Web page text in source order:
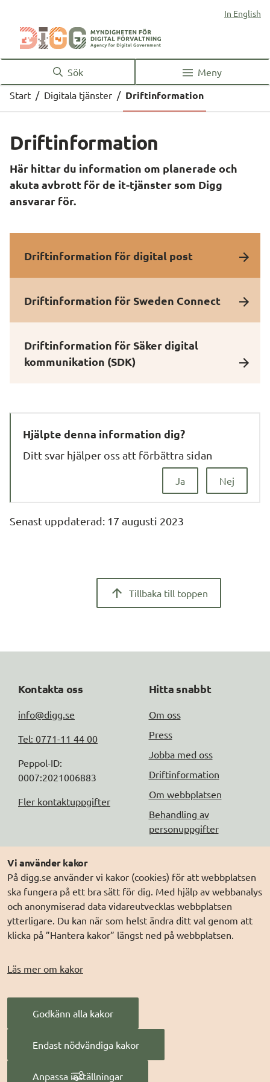
Vi använder kakor
På digg.se använder vi kakor (cookies) för att webbplatsen
ska fungera på ett bra sätt för dig. Med hjälp av webbanalys
och anonymiserad data vidareutvecklas webbplatsen
ytterligare. Du kan när som helst ändra ditt val genom att
klicka på ”Hantera kakor” längst ned på webbplatsen.
Läs mer om kakor
Godkänn alla kakor
Endast nödvändiga kakor
Anpassa inställningar
In English
Sök
Meny
Start / Digitala tjänster / Driftinformation
Driftinformation
Här hittar du information om planerade och
akuta avbrott för de it-tjänster som Digg
ansvarar för.
Driftinformation för digital post
Driftinformation för Sweden Connect
Driftinformation för Säker digital
kommunikation (SDK)
Hjälpte denna information dig?
Nej
Ja
Ditt svar hjälper oss att förbättra sidan
Senast uppdaterad: 17 augusti 2023
Tillbaka till toppen
Kontakta oss
info@digg.se
Tel: 0771-11 44 00
Peppol-ID:
0007:2021006883
Fler kontaktuppgifter
Hitta snabbt
Om oss
Press
Jobba med oss
Driftinformation
Om webbplatsen
Behandling av
personuppgifter
Följ oss
DIGG på
Prenumerera på nyheter
DIGG på
LinkedIn
DIGG på
PressMachine
DIGG på
Digg play
Elegitimation.se
Min myndighetspost
Sveriges dataportal
Sweden Connect
förvaltning